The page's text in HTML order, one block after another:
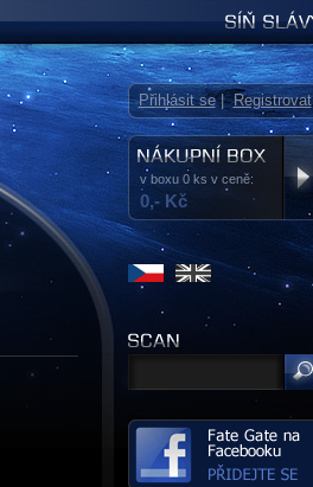
v boxu 0 ks v ceně:
0,- Kč
Přihlásit se|Registrovat
Síň slávy